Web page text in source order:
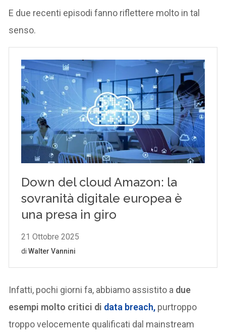
E due recenti episodi fanno riflettere molto in tal
senso.
Infatti, pochi giorni fa, abbiamo assistito a due
esempi molto critici di data breach, purtroppo
troppo velocemente qualificati dal mainstream